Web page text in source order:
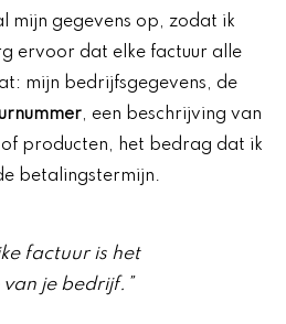
mijn gegevens op, zodat ik
ervoor dat elke factuur alle
mijn bedrijfsgegevens, de
, een beschrijving van
producten, het bedrag dat ik
betalingstermijn.
factuur is het
je bedrijf.”